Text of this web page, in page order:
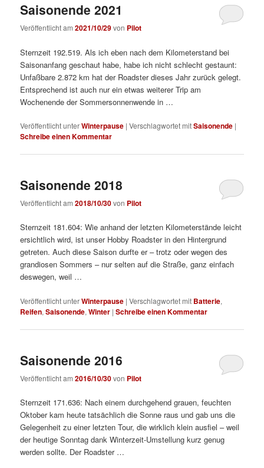
Saisonende 2021
Veröffentlicht am2021/10/29von Pilot
Sternzeit 192.519. Als ich eben nach dem Kilometerstand bei
Saisonanfang geschaut habe, habe ich nicht schlecht gestaunt:
Unfaßbare 2.872 km hat der Roadster dieses Jahr zurück gelegt.
Entsprechend ist auch nur ein etwas weiterer Trip am
Wochenende der Sommersonnenwende in …
Veröffentlicht unterWinterpause |Verschlagwortet mitSaisonende |
Schreibe einen Kommentar
Saisonende 2018
Veröffentlicht am2018/10/30von Pilot
Sternzeit 181.604: Wie anhand der letzten Kilometerstände leicht
ersichtlich wird, ist unser Hobby Roadster in den Hintergrund
getreten. Auch diese Saison durfte er – trotz oder wegen des
grandiosen Sommers – nur selten auf die Straße, ganz einfach
deswegen, weil …
Veröffentlicht unterWinterpause |Verschlagwortet mit Batterie,
Reifen,Saisonende,Winter |Schreibe einen Kommentar
Saisonende 2016
Veröffentlicht am2016/10/30von Pilot
Sternzeit 171.636: Nach einem durchgehend grauen, feuchten
Oktober kam heute tatsächlich die Sonne raus und gab uns die
Gelegenheit zu einer letzten Tour, die wirklich klein ausfiel – weil
der heutige Sonntag dank Winterzeit-Umstellung kurz genug
werden sollte. Der Roadster …